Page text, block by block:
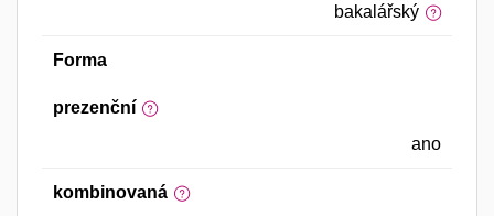
bakalářský
Forma
prezenční
ano
kombinovaná